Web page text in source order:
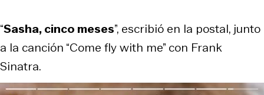
“Sasha, cinco meses”, escribió en la postal, junto
a la canción “Come fly with me” con Frank
Sinatra.